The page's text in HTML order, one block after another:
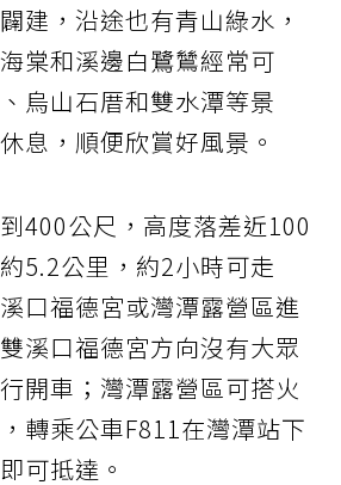
建，沿途也有青山綠水，
棠和溪邊白鷺鷥經常可
烏山石厝和雙水潭等景
息，順便欣賞好風景。
400公尺，高度落差近100
5.2公里，約2小時可走
口福德宮或灣潭露營區進
溪口福德宮方向沒有大眾
開車；灣潭露營區可搭火
轉乘公車F811在灣潭站下
可抵達。